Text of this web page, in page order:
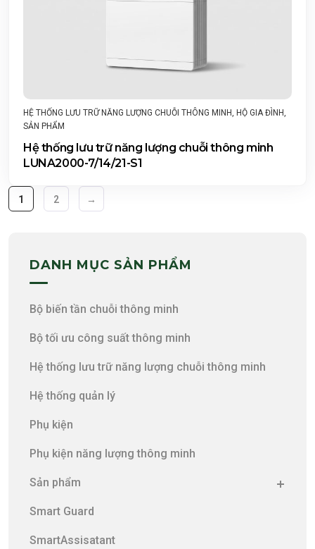
HỆ THỐNG LƯU TRỮ NĂNG LƯỢNG CHUỖI THÔNG MINH, HỘ GIA ĐÌNH,
SẢN PHẨM
Hệ thống lưu trữ năng lượng chuỗi thông minh
LUNA2000-7/14/21-S1
1 2 →
DANH MỤC SẢN PHẨM
Bộ biến tần chuỗi thông minh
Bộ tối ưu công suất thông minh
Hệ thống lưu trữ năng lượng chuỗi thông minh
Hệ thống quản lý
Phụ kiện
Phụ kiện năng lượng thông minh
Sản phẩm
Smart Guard
SmartAssisatant